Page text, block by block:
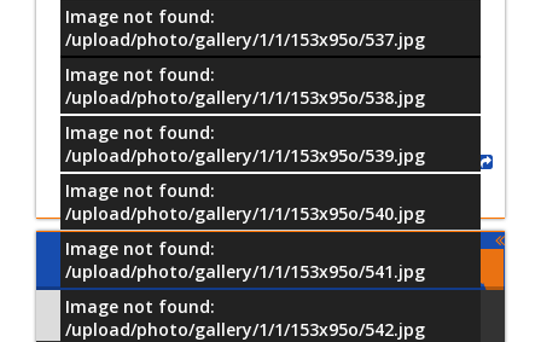
–/101
Image not found:
/upload/photo/gallery/1/1/153x95o/537.jpg
Image not found:
/upload/photo/gallery/1/1/153x95o/538.jpg
Image not found:
/upload/photo/gallery/1/1/153x95o/539.jpg
Image not found:
/upload/photo/gallery/1/1/153x95o/540.jpg
Image not found:
/upload/photo/gallery/1/1/153x95o/541.jpg
Image not found:
/upload/photo/gallery/1/1/153x95o/542.jpg